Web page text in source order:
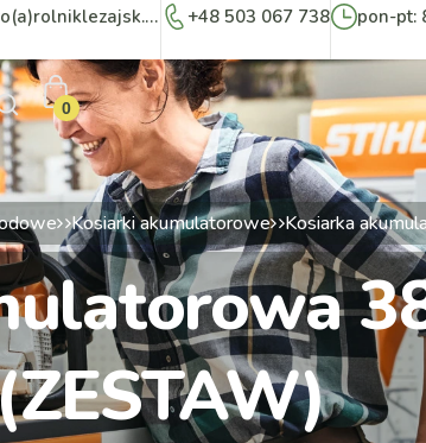
biuro(a)rolniklezajsk.pl +48 503 067 738 pon-pt:
0
Kosiarki akumulatorowe Kosiarka